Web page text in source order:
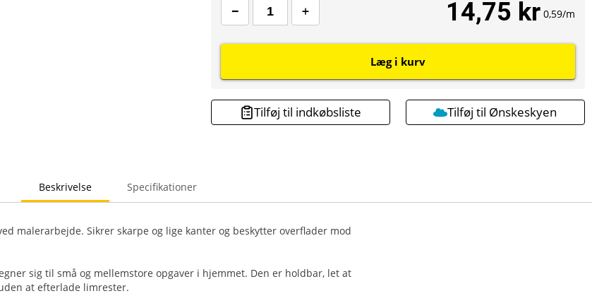
14,75 kr 0,59/m
Læg i kurv
Tilføj til indkøbsliste Tilføj til Ønskeskyen
Beskrivelse Specifikationer
malerarbejde. Sikrer skarpe og lige kanter og beskytter overflader mod
sig til små og mellemstore opgaver i hjemmet. Den er holdbar, let at
at efterlade limrester.